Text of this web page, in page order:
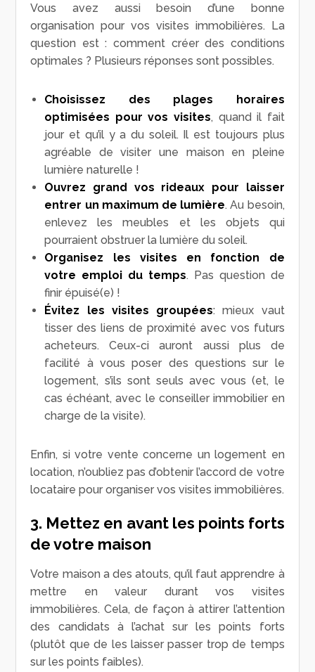
Vous avez aussi besoin d’une bonne
organisation pour vos visites immobilières. La
question est : comment créer des conditions
optimales ? Plusieurs réponses sont possibles.
Choisissez des plages horaires
optimisées pour vos visites, quand il fait
jour et qu’il y a du soleil. Il est toujours plus
agréable de visiter une maison en pleine
lumière naturelle !
Ouvrez grand vos rideaux pour laisser
entrer un maximum de lumière. Au besoin,
enlevez les meubles et les objets qui
pourraient obstruer la lumière du soleil.
Organisez les visites en fonction de
votre emploi du temps. Pas question de
finir épuisé(e) !
Évitez les visites groupées: mieux vaut
tisser des liens de proximité avec vos futurs
acheteurs. Ceux-ci auront aussi plus de
facilité à vous poser des questions sur le
logement, s’ils sont seuls avec vous (et, le
cas échéant, avec le conseiller immobilier en
charge de la visite).
Enfin, si votre vente concerne un logement en
location, n’oubliez pas d’obtenir l’accord de votre
locataire pour organiser vos visites immobilières.
3. Mettez en avant les points forts
de votre maison
Votre maison a des atouts, qu’il faut apprendre à
mettre en valeur durant vos visites
immobilières. Cela, de façon à attirer l’attention
des candidats à l’achat sur les points forts
(plutôt que de les laisser passer trop de temps
sur les points faibles).